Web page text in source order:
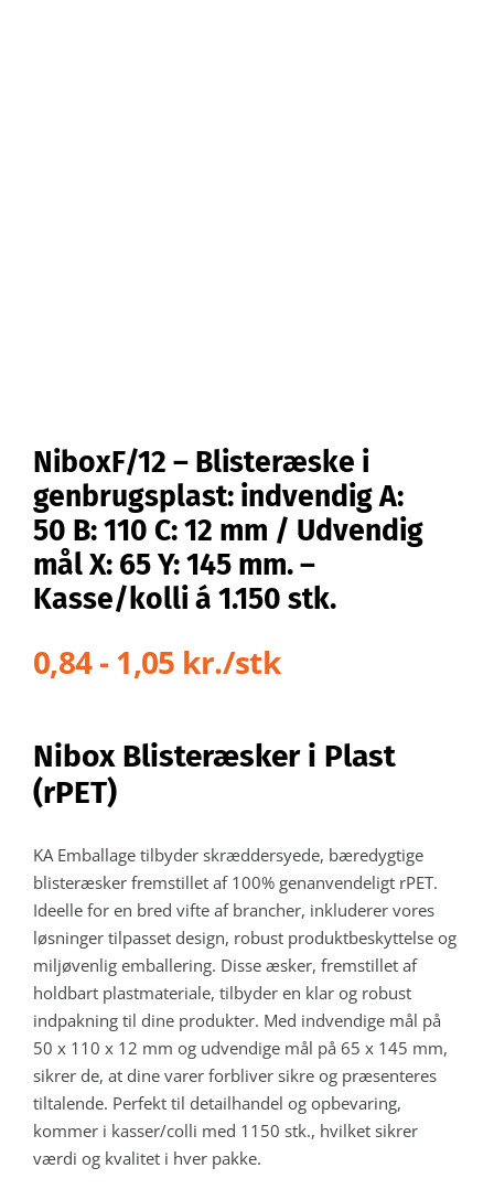
NiboxF/12 – Blisteræske i
genbrugsplast: indvendig A:
50 B: 110 C: 12 mm / Udvendig
mål X: 65 Y: 145 mm. –
Kasse/kolli á 1.150 stk.
0,84 - 1,05 kr./stk
Nibox Blisteræsker i Plast
(rPET)
KA Emballage tilbyder skræddersyede, bæredygtige
blisteræsker fremstillet af 100% genanvendeligt rPET.
Ideelle for en bred vifte af brancher, inkluderer vores
løsninger tilpasset design, robust produktbeskyttelse og
miljøvenlig emballering. Disse æsker, fremstillet af
holdbart plastmateriale, tilbyder en klar og robust
indpakning til dine produkter. Med indvendige mål på
50 x 110 x 12 mm og udvendige mål på 65 x 145 mm,
sikrer de, at dine varer forbliver sikre og præsenteres
tiltalende. Perfekt til detailhandel og opbevaring,
kommer i kasser/colli med 1150 stk., hvilket sikrer
værdi og kvalitet i hver pakke.